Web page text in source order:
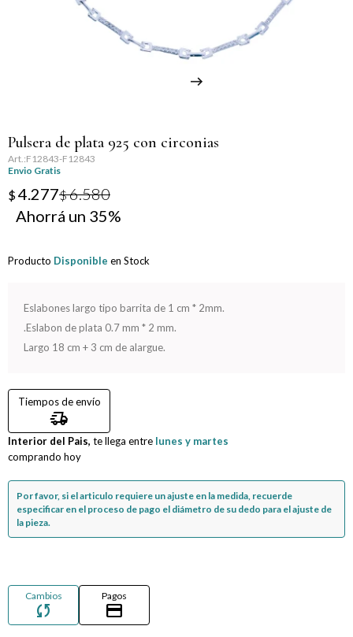
Pulsera de plata 925 con circonias
F12843-F12843
Envio Gratis
$4.277$6.580
35
Producto Disponible en Stock
Eslabones largo tipo barrita de 1 cm * 2mm.
.Eslabon de plata 0.7 mm * 2 mm.
Largo 18 cm + 3 cm de alargue.
Tiempos de envío
delivery_truck_speed
Interior del Pais, te llega entre lunes y martes
comprando hoy
Por favor, si el articulo requiere un ajuste en la medida, recuerde
especificar en el proceso de pago el diámetro de su dedo para el ajuste de
la pieza.
Cambios
sync
Pagos
credit_card
Día de la Mujer
Día del Amigo
Día del Maestro
Día del Padre
Graduación
Nacimiento
San Valentín
Día del niño